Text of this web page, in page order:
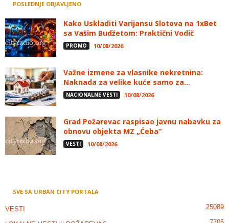
POSLEDNJE OBJAVLJENO
Kako Uskladiti Varijansu Slotova na 1xBet
sa Vašim Budžetom: Praktični Vodič
PROMO 10/08/2026
Važne izmene za vlasnike nekretnina:
Naknada za velike kuće samo za...
NACIONALNE VESTI 10/08/2026
Grad Požarevac raspisao javnu nabavku za
obnovu objekta MZ „Ćeba“
VESTI 10/08/2026
SVE SA URBAN CITY PORTALA
VESTI 25089